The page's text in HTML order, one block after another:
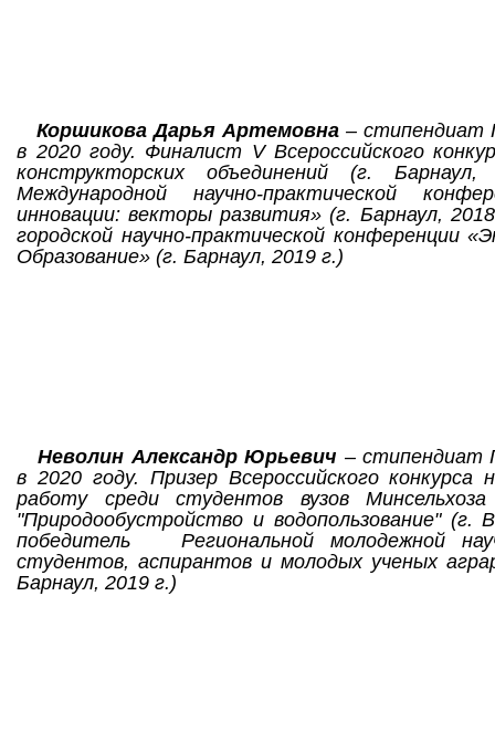
Коршикова Дарья Артемовна– стипендиат
в 2020 году. Финалист V Всероссийского
конструкторских объединений (г.
Международной научно-практической
инновации: векторы развития» (г. Барнаул,
городской научно-практической конференции
Образование» (г. Барнаул, 2019 г.)
Неволин Александр Юрьевич – стипендиат
в 2020 году. Призер Всероссийского конкурса
работу среди студентов вузов
"Природообустройство и водопользование" (г.
победитель Региональной молодежной
студентов, аспирантов и молодых ученых
Барнаул, 2019 г.)